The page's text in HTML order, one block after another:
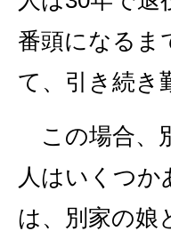
番頭になるま
て、引き続き
この場合、
人はいくつ
は、別家の娘